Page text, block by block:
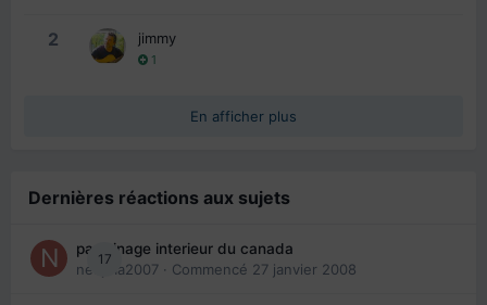
2 jimmy
1
En afficher plus
Dernières réactions aux sujets
17
parrainage interieur du canada
nedjma2007 · Commencé 27 janvier 2008